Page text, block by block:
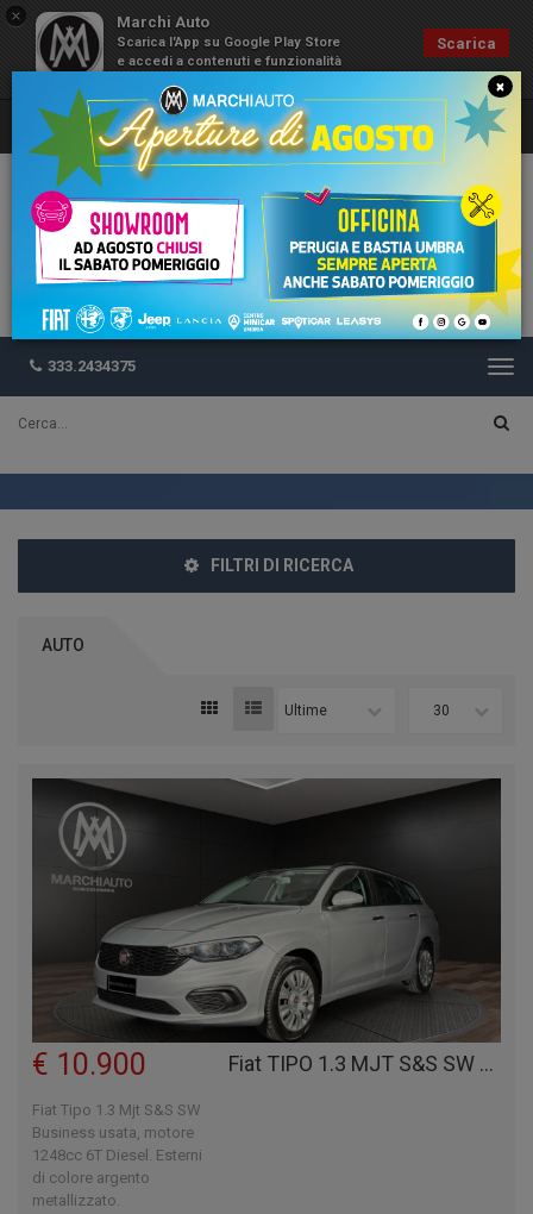
× Marchi Auto
Scarica l'App su Google Play Store
e accedi a contenuti e funzionalità
Scarica
333.2434375
FILTRI DI RICERCA
AUTO
Ultime 30
Fiat TIPO 1.3 MJT S&S SW BUSINESS
€ 10.900
Fiat Tipo 1.3 Mjt S&S SW
Business usata, motore
1248cc 6T Diesel. Esterni
di colore argento
metallizzato.
×